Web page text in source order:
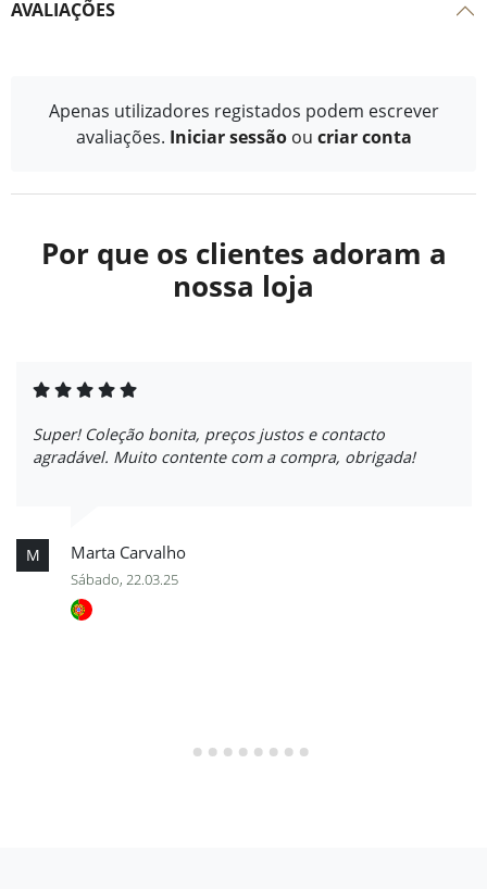
AVALIAÇÕES
Apenas utilizadores registados podem escrever
avaliações. Iniciar sessão ou criar conta
Por que os clientes adoram a
nossa loja
Super! Coleção bonita, preços justos e contacto
agradável. Muito contente com a compra, obrigada!
M Marta Carvalho
Sábado, 22.03.25